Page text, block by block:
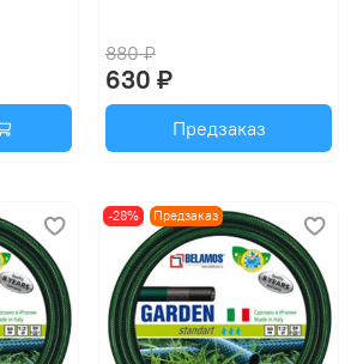
880 ₽
630 ₽
Предзаказ
-28% Предзаказ